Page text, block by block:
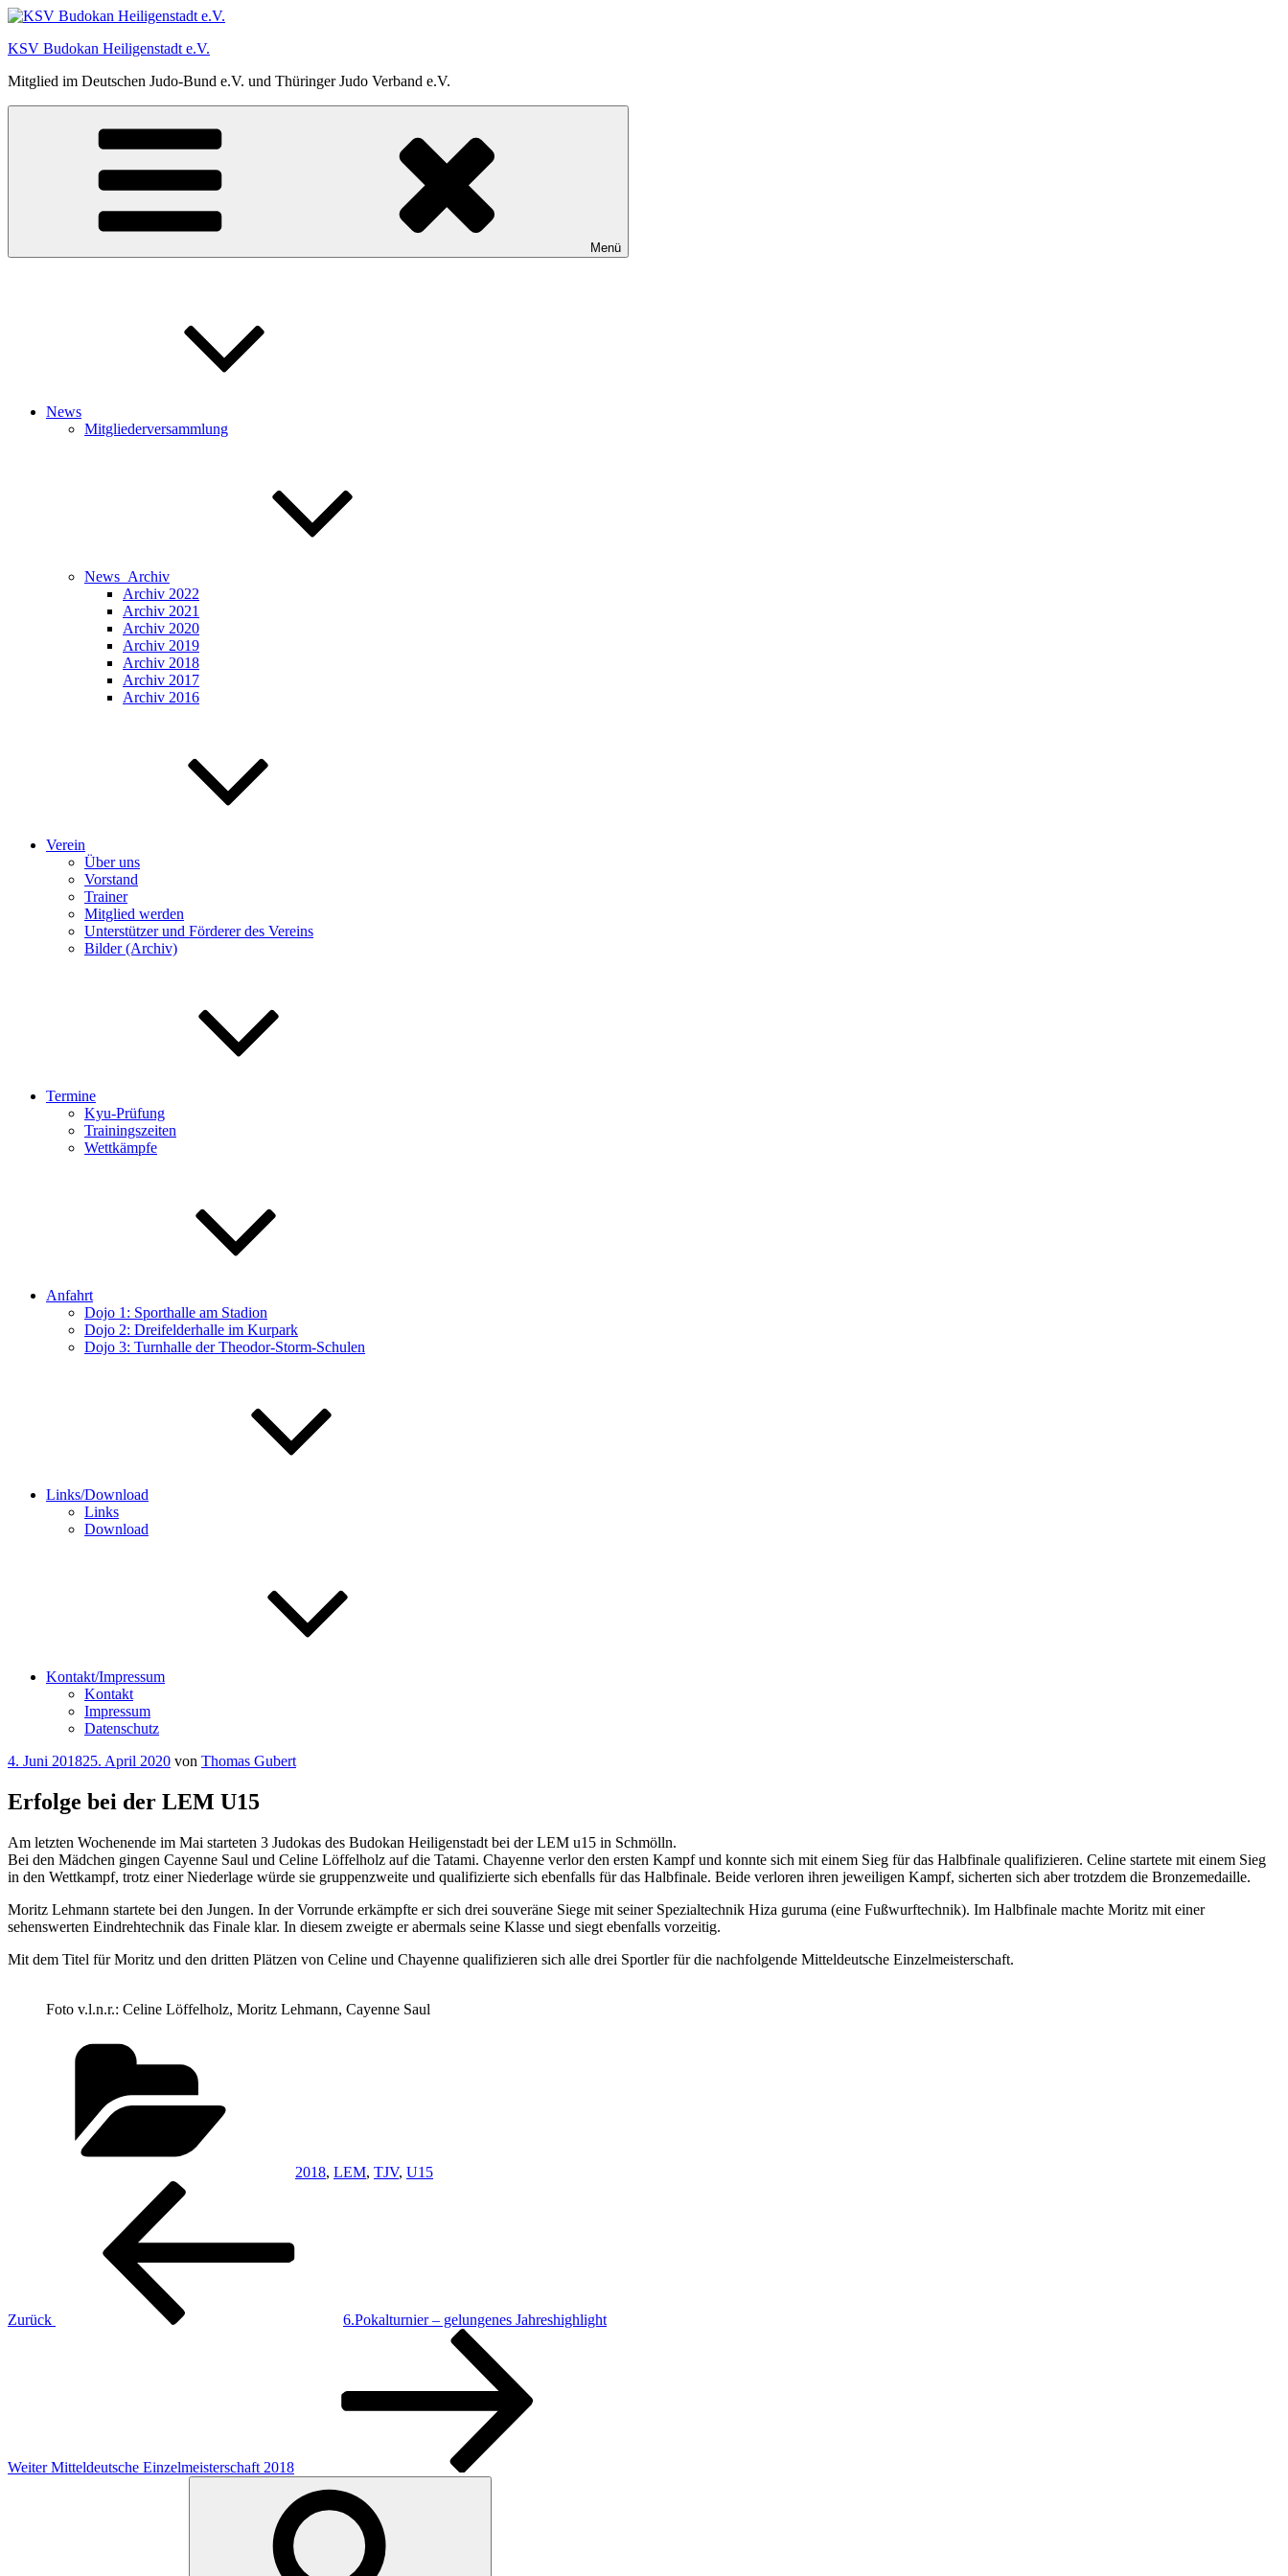
Zum
springen
KSV Budokan Heiligenstadt e.V.
Mitglied im Deutschen Judo-Bund e.V. und Thüringer Judo Verband e.V.
Menü
News
Mitgliederversammlung
News_Archiv
Archiv 2022
Archiv 2021
Archiv 2020
Archiv 2019
Archiv 2018
Archiv 2017
Archiv 2016
Verein
Über uns
Vorstand
Trainer
Mitglied werden
Unterstützer und Förderer des Vereins
Bilder (Archiv)
Termine
Kyu-Prüfung
Trainingszeiten
Wettkämpfe
Anfahrt
Dojo 1: Sporthalle am Stadion
Dojo 2: Dreifelderhalle im Kurpark
Dojo 3: Turnhalle der Theodor-Storm-Schulen
Links/Download
Links
Download
Kontakt/Impressum
Kontakt
Impressum
Datenschutz
Veröffentlicht
4. Juni 201825. April 2020 von Thomas Gubert
Erfolge bei der LEM U15
Am letzten Wochenende im Mai starteten 3 Judokas des Budokan Heiligenstadt bei der LEM u15 in Schmölln.
Bei den Mädchen gingen Cayenne Saul und Celine Löffelholz auf die Tatami. Chayenne verlor den ersten Kampf und konnte sich mit einem Sieg für das Halbfinale qualifizieren. Celine startete mit einem Sieg
in den Wettkampf, trotz einer Niederlage würde sie gruppenzweite und qualifizierte sich ebenfalls für das Halbfinale. Beide verloren ihren jeweiligen Kampf, sicherten sich aber trotzdem die Bronzemedaille.
Moritz Lehmann startete bei den Jungen. In der Vorrunde erkämpfte er sich drei souveräne Siege mit seiner Spezialtechnik Hiza guruma (eine Fußwurftechnik). Im Halbfinale machte Moritz mit einer
sehenswerten Eindrehtechnik das Finale klar. In diesem zweigte er abermals seine Klasse und siegt ebenfalls vorzeitig.
Mit dem Titel für Moritz und den dritten Plätzen von Celine und Chayenne qualifizieren sich alle drei Sportler für die nachfolgende Mitteldeutsche Einzelmeisterschaft.
Foto v.l.n.r.: Celine Löffelholz, Moritz Lehmann, Cayenne Saul
2018, LEM, TJV, U15
Beitragsnavigation
Zurück
6.Pokalturnier – gelungenes Jahreshighlight
Weiter Mitteldeutsche Einzelmeisterschaft 2018